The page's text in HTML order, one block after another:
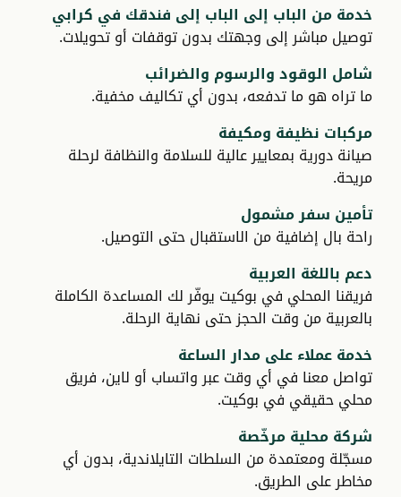
خدمة من الباب إلى الباب إلى فندقك في كرابي
توصيل مباشر إلى وجهتك بدون توقفات أو تحويلات.
شامل الوقود والرسوم والضرائب
ما تراه هو ما تدفعه، بدون أي تكاليف مخفية.
مركبات نظيفة ومكيفة
صيانة دورية بمعايير عالية للسلامة والنظافة لرحلة
مريحة.
تأمين سفر مشمول
راحة بال إضافية من الاستقبال حتى التوصيل.
دعم باللغة العربية
فريقنا المحلي في بوكيت يوفّر لك المساعدة الكاملة
بالعربية من وقت الحجز حتى نهاية الرحلة.
خدمة عملاء على مدار الساعة
تواصل معنا في أي وقت عبر واتساب أو لاين، فريق
محلي حقيقي في بوكيت.
شركة محلية مرخّصة
مسجّلة ومعتمدة من السلطات التايلاندية، بدون أي
مخاطر على الطريق.